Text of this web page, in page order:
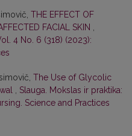
THE EFFECT OF
FACIAL SKIN ,
4 No. 6 (318) (2023):
The Use of Glycolic
, Slauga. Mokslas ir praktika:
Science and Practices